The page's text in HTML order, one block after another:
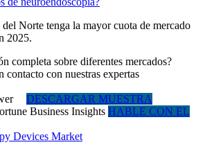
del Norte tenga la mayor cuota de mercado
2025.
completa sobre diferentes mercados?
contacto con nuestras expertas
DESCARGAR MUESTRA
HABLE CON EL